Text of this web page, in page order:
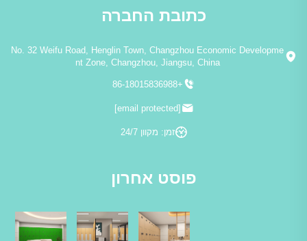
כתובת החברה
No. 32 Weifu Road, Henglin Town, Changzhou Economic Developme
nt Zone, Changzhou, Jiangsu, China
+86-18015836988
[email protected]
זמן: מקוון 24/7
פוסט אחרון